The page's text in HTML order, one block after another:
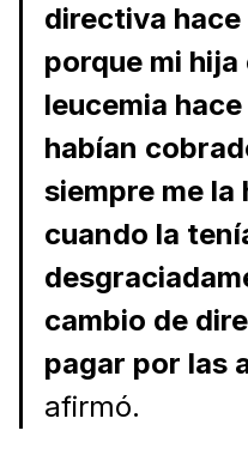
directiva
porque mi
leucemia
habían
siempre me la
cuando la
cambio de
pagar por las
afirmó.